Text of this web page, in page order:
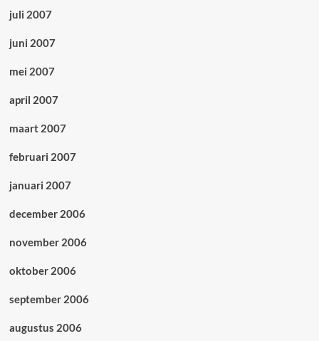
juli 2007
juni 2007
mei 2007
april 2007
maart 2007
februari 2007
januari 2007
december 2006
november 2006
oktober 2006
september 2006
augustus 2006